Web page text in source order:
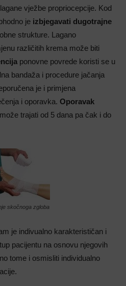
vježbe propriocepcije. Kod
je izbjegavati dugotrajne
strukture. Lagano
različitih krema može biti
ponovne povrede koristi se u
bandaža i procedure jačanja
je i primjena
i oporavka. Oporavak
trajati od 5 dana pa čak i do
skočnoga zgloba
je indivualno karakterističan i
pacijentu na osnovu njegovih
tome i osmisliti individualno